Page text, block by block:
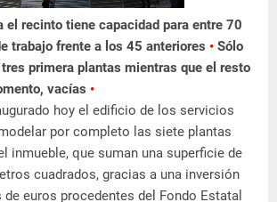
el recinto tiene capacidad para entre 70
trabajo frente a los 45 anteriores • Sólo
primera plantas mientras que el resto
vacías •
hoy el edificio de los servicios
por completo las siete plantas
inmueble, que suman una superficie de
cuadrados, gracias a una inversión
euros procedentes del Fondo Estatal